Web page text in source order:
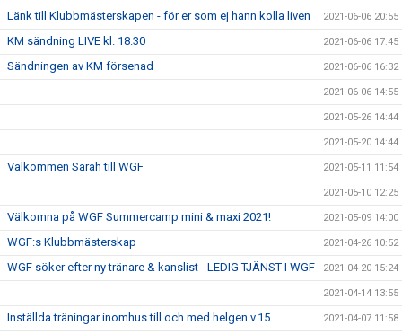
Länk till Klubbmästerskapen - för er som ej hann kolla liven 2021-06-06 20:55
KM sändning LIVE kl. 18.30 2021-06-06 17:45
Sändningen av KM försenad 2021-06-06 16:32
2021-06-06 14:55
2021-05-26 14:44
2021-05-20 14:44
Välkommen Sarah till WGF 2021-05-11 11:54
2021-05-10 12:25
Välkomna på WGF Summercamp mini & maxi 2021! 2021-05-09 14:00
WGF:s Klubbmästerskap 2021-04-26 10:52
WGF söker efter ny tränare & kanslist - LEDIG TJÄNST I WGF 2021-04-20 15:24
2021-04-14 13:55
Inställda träningar inomhus till och med helgen v.15 2021-04-07 11:58